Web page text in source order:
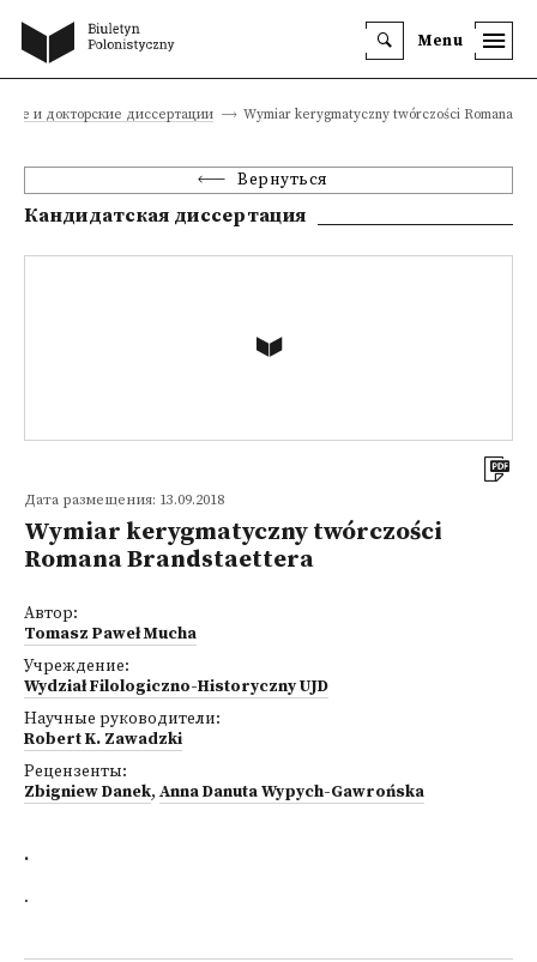
Menu
и докторские диссертации Wymiar kerygmatyczny twórczości Romana
Вернуться
Кандидатская диссертация
Дата размещения: 13.09.2018
Wymiar kerygmatyczny twórczości
Romana Brandstaettera
Автор:
Tomasz Paweł Mucha
Учреждение:
Wydział Filologiczno-Historyczny UJD
Научные руководители:
Robert K. Zawadzki
Рецензенты:
Zbigniew Danek, Anna Danuta Wypych-Gawrońska
.
.